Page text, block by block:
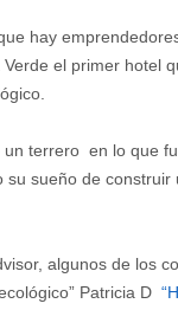
hay
el primer hotel
terrero en lo que
sueño de
algunos de los
Patricia D “